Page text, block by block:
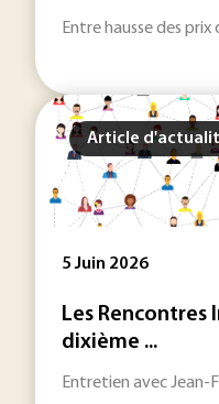
Entre hausse des
Article
5 Juin 2026
Les
dixième ...
Entretien avec Jean-